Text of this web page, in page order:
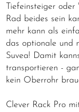
Tiefeinsteiger
Rad beides sein
mehr kann als
das optionale und
Suvea! Damit
transportieren -
kein Oberrohr
Clever Rack Pro